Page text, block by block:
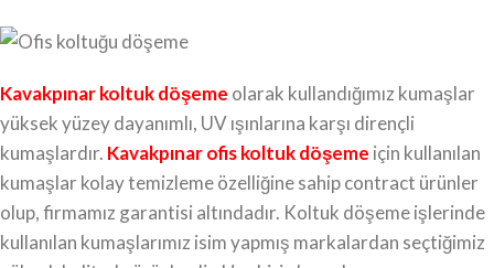
Kavakpınar koltuk döşeme olarak kullandığımız kumaşlar
yüksek yüzey dayanımlı, UV ışınlarına karşı dirençli
kumaşlardır. Kavakpınar ofis koltuk döşeme için kullanılan
kumaşlar kolay temizleme özelliğine sahip contract ürünler
olup, firmamız garantisi altındadır. Koltuk döşeme işlerinde
kullanılan kumaşlarımız isim yapmış markalardan seçtiğimiz